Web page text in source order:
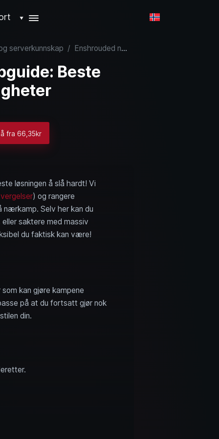
▼
serverkunnskap / Enshrouded nærkampguide: Beste våpen, skjold og ferdigheter
Beste
fra 66,35kr
løsningen å slå hardt! Vi
) og rangere
Selv her kan du
saktere med massiv
du faktisk kan være!
kan gjøre kampene
på at du fortsatt gjør nok
din.